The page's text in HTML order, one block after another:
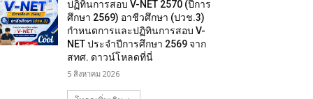
ปฏิทินการสอบ V-NET 2570 (ปีการ
ศึกษา 2569) อาชีวศึกษา (ปวช.3)
กำหนดการและปฏิทินการสอบ V-
NET ประจำปีการศึกษา 2569 จาก
สทศ. ดาวน์โหลดที่นี่
5 สิงหาคม 2026